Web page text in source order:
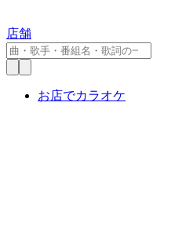
店舗
お店でカラオケ